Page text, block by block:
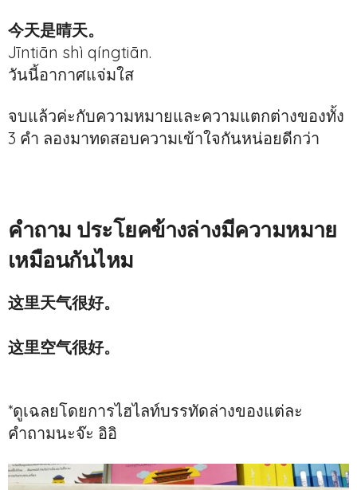
今天是晴天。
Jīntiān shì qíngtiān.
วันนี้อากาศแจ่มใส
จบแล้วค่ะกับความหมายและความแตกต่างของทั้ง
3 คำ ลองมาทดสอบความเข้าใจกันหน่อยดีกว่า
คำถาม ประโยคข้างล่างมีความหมาย
เหมือนกันไหม
这里天气很好。
这里空气很好。
*ดูเฉลยโดยการไฮไลท์บรรทัดล่างของแต่ละ
คำถามนะจ๊ะ อิอิ